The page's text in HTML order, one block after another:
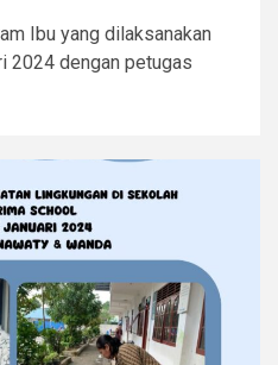
Ibu yang dilaksanakan
2024 dengan petugas